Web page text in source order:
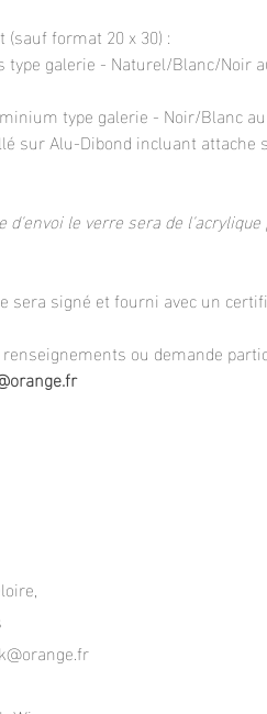
(sauf format 20 x 30) :
type galerie - Naturel/Blanc/Noir
type galerie - Noir/Blanc
sur Alu-Dibond incluant attache
d'envoi le verre sera de
sera signé et fourni avec un
ou demande